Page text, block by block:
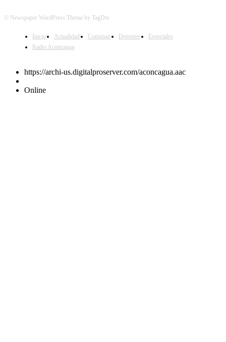
© Newspaper WordPress Theme by TagDiv
Inicio Actualidad Comunas Deportes
Especiales
Radio Aconcagua
https://archi-us.digitalproserver.com/aconcagua.aac
Online